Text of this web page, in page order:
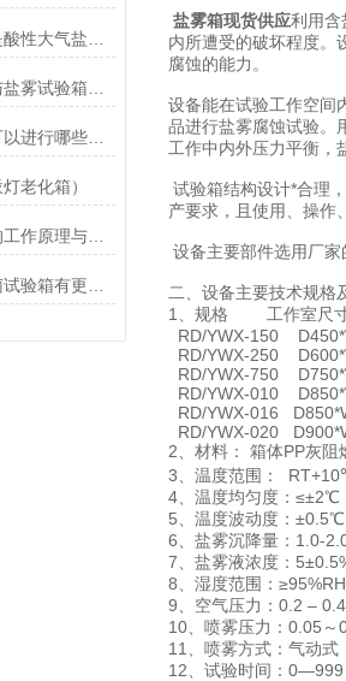
复合型盐雾腐蚀试验箱可以进行哪些试验呢？
老化箱）
风冷式氙灯老化试验箱的工作原理与应用
盐雾箱现货供应利用含
内所遭受的破坏程度。
腐蚀的能力。
设备能在试验工作空间
品进行盐雾腐蚀试验。
工作中内外压力平衡，
试验箱结构设计*合理
产要求，且使用、操作
设备主要部件选用厂
二、设备主要技术规格
1、规格 工作室
RD/YWX-150
RD/YWX-250
RD/YWX-750
RD/YWX-010
RD/YWX-016
RD/YWX-020
2、材料： 箱体PP灰阻
3、温度范围：
4、温度均匀度：≤±2℃
5、温度波动度：±0.5℃
6、盐雾沉降量：1.0-
7、盐雾液浓度：
8、湿度范围：≥95%RH
9、空气压力：0.2 –
10、喷雾压力：0.05～
11、喷雾方式：气动
12、试验时间：0—999